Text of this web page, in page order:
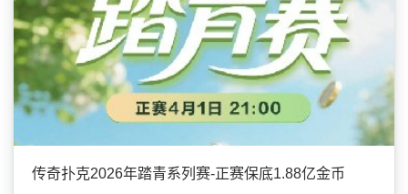
传奇扑克2026年踏青系列赛-正赛保底1.88亿金币